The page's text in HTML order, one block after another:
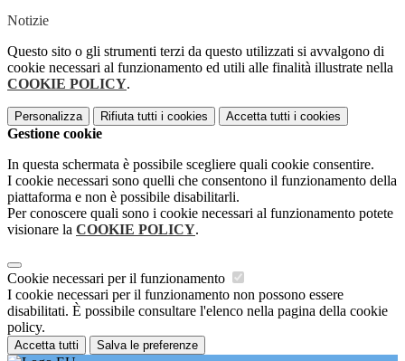
Notizie
Questo sito o gli strumenti terzi da questo utilizzati si avvalgono di
cookie necessari al funzionamento ed utili alle finalità illustrate nella
COOKIE POLICY.
Personalizza Rifiuta tutti i cookies Accetta tutti i cookies
Gestione cookie
In questa schermata è possibile scegliere quali cookie consentire.
I cookie necessari sono quelli che consentono il funzionamento della
piattaforma e non è possibile disabilitarli.
Per conoscere quali sono i cookie necessari al funzionamento potete
visionare la COOKIE POLICY.
Cookie necessari per il funzionamento
I cookie necessari per il funzionamento non possono essere
disabilitati. È possibile consultare l'elenco nella pagina della cookie
policy.
Accetta tutti Salva le preferenze